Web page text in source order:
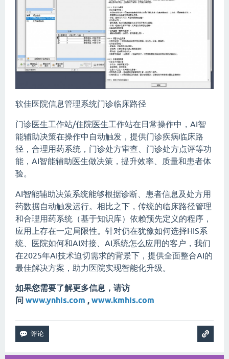
软佳医院信息管理系统门诊临床路径
门诊医生工作站/住院医生工作站在日常操作中，AI智
能辅助决策在操作中自动触发，提供门诊疾病临床路
径，合理用药系统，门诊处方审查、门诊处方点评等功
能，AI智能辅助医生做决策，提升效率、质量和患者体
验。
AI智能辅助决策系统能够根据诊断、患者信息及处方用
药数据自动触发运行。相比之下，传统的临床路径管理
和合理用药系统（基于知识库）依赖预先定义的程序，
应用上存在一定局限性。针对仍在犹豫如何选择HIS系
统、医院如何和AI对接、AI系统怎么应用的客户，我们
在2025年AI技术迫切需求的背景下，提供全面整合AI的
最佳解决方案，助力医院实现智能化升级。
如果您需要了解更多信息，请访
问 www.ynhis.com , www.kmhis.com